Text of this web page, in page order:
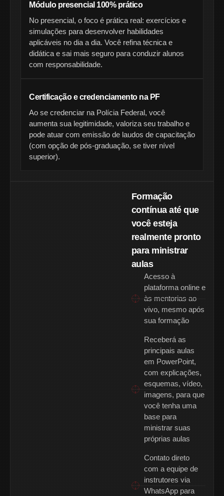
Módulo presencial 100% prático
No presencial, o foco é prática real: exercícios e
simulações para desenvolver habilidades
aplicáveis no dia a dia. Você refina técnica e
didática e sai mais seguro para conduzir alunos
com responsabilidade.
Certificação e credenciamento na PF
Ao se credenciar na Polícia Federal, você
aumenta sua legitimidade, valoriza seu trabalho e
pode atuar com emissão de laudos de capacitação
(com opção de pós-graduação, se tiver nível
superior).
Formação
contínua até que
você esteja
realmente pronto
para ministrar
aulas
Acesso à
plataforma online e
às mentorias ao
vivo, mesmo após
sua formação
Receberá as
principais aulas
em PowerPoint,
com explicações,
esquemas, vídeo,
imagens, para que
você tenha uma
base para
ministrar suas
próprias aulas
Contato direto
com a equipe de
instrutores via
WhatsApp para